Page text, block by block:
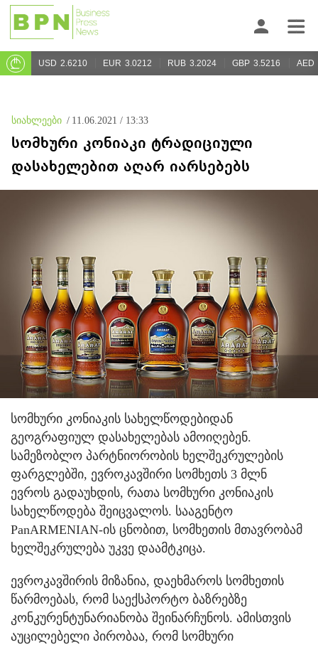
USD 2.6210 EUR 3.0212 RUB 3.2024 GBP 3.5216 AED
სიახლეები / 11.06.2021 / 13:33
სომხური კონიაკი ტრადიციული
დასახელებით აღარ იარსებებს
სომხური კონიაკის სახელწოდებიდან
გეოგრაფიულ დასახელებას ამოიღებენ.
სამეზობლო პარტნიორობის ხელშეკრულების
ფარგლებში, ევროკავშირი სომხეთს 3 მლნ
ევროს გადაუხდის, რათა სომხური კონიაკის
სახელწოდება შეიცვალოს. სააგენტო
PanARMENIAN-ის ცნობით, სომხეთის მთავრობამ
ხელშეკრულება უკვე დაამტკიცა.
ევროკავშირის მიზანია, დაეხმაროს სომხეთის
წარმოებას, რომ საექსპორტო ბაზრებზე
კონკურენტუნარიანობა შეინარჩუნოს. ამისთვის
აუცილებელი პირობაა, რომ სომხური